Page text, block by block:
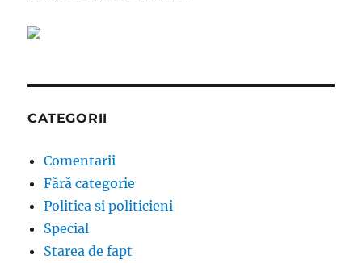
CATEGORII
Comentarii
Fără categorie
Politica si politicieni
Special
Starea de fapt